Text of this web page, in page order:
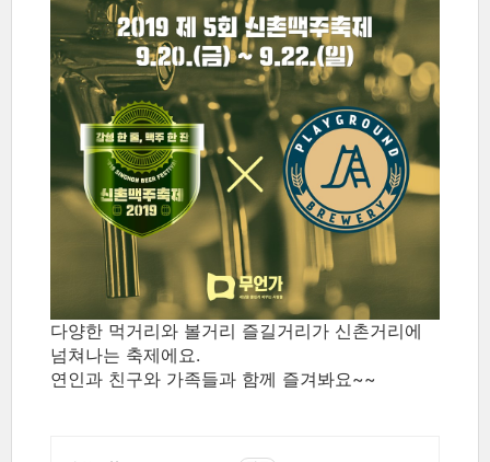
다양한 먹거리와 볼거리 즐길거리가 신촌거리에
넘쳐나는 축제에요.
연인과 친구와 가족들과 함께 즐겨봐요~~